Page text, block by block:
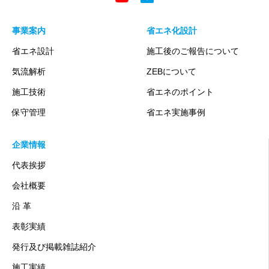
事業案内
省エネ設計
気流解析
施工技術
保守管理
省エネ化設計
施工後のご報告について
ZEBについて
省エネのポイント
省エネ実施事例
企業情報
代表挨拶
会社概要
沿 革
表彰実績
発行及び掲載雑誌紹介